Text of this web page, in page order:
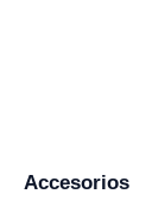
Accesorios